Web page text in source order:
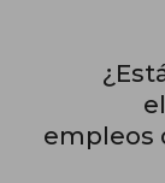
empleos